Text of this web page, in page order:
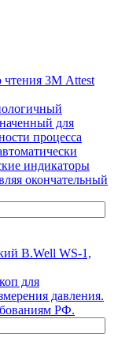
чтения 3М Attest
для
процесса
индикаторы
окончательный
B.Well WS-1,
для
давления.
РФ.